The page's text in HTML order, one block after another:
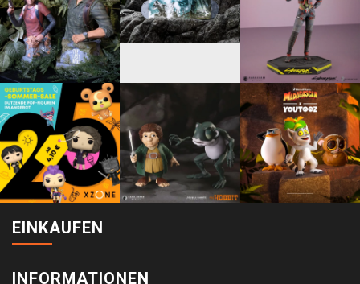
EINKAUFEN
INFORMATIONEN